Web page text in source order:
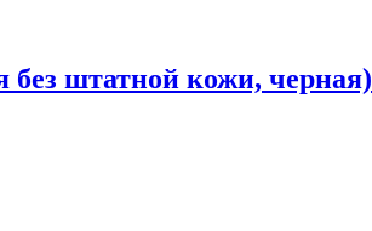
без штатной кожи, черная)